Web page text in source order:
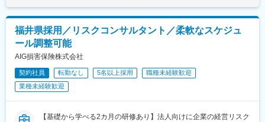
福井県採用／リスクコンサルタント／柔軟なスケジュ
ール調整可能
AIG損害保険株式会社
契約社員 転勤なし 5名以上採用
職種未経験歓迎
業種未経験歓迎
【基礎から学べる2カ月の研修あり】法人向けに企業の経営リスク